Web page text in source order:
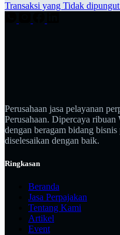
Transaksi yang Tidak
Perusahaan jasa pelayanan
Perusahaan. Dipercaya
dengan beragam bidang
diselesaikan dengan baik.
Ringkasan
Beranda
Jasa Perpajakan
Tentang Kami
Artikel
Event